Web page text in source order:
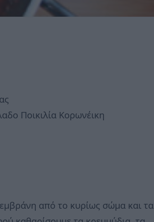
Ποικιλία Κορωνέικη
από το κυρίως σώμα και τα